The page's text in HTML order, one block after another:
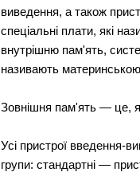
виведення, а також
спеціальні плати, які
внутрішню пам'ять,
називають
Зовнішня пам'ять — це,
Усі пристрої введення-
групи: стандартні —